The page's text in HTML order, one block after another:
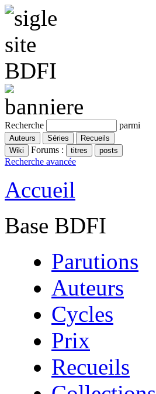
Recherche parmi
Forums :
Recherche avancée
Accueil
Base BDFI
Parutions
Auteurs
Cycles
Prix
Recueils